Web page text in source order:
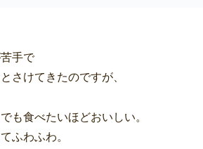
手で
さけてきたのですが、
も食べたいほどおいしい。
ふわふわ。